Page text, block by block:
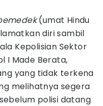
(umat Hindu
diri sambil
Kepolisian Sektor
I Made Berata,
yang tidak terkena
melihatnya segera
polisi datang